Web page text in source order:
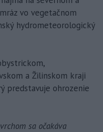
vo vegetačnom
hydrometeorologický
a Žilinskom kraji
predstavuje ohrozenie
sa očakáva